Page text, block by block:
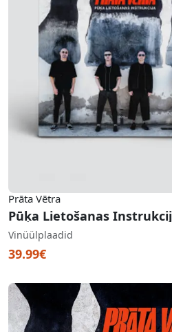
Prāta Vētra
Pūķa Lietošanas
Vinüülplaadid
39.99€